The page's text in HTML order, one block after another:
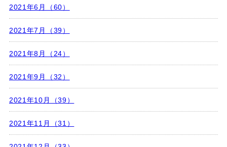
2021年6月（60）
2021年7月（39）
2021年8月（24）
2021年9月（32）
2021年10月（39）
2021年11月（31）